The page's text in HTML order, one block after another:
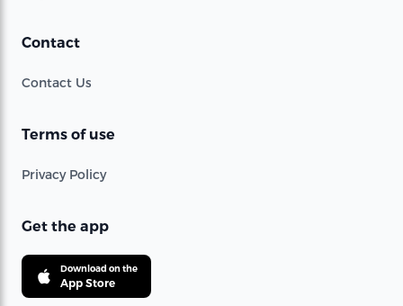
Contact
Contact Us
Terms of use
Privacy Policy
Get the app
Download on the
App Store